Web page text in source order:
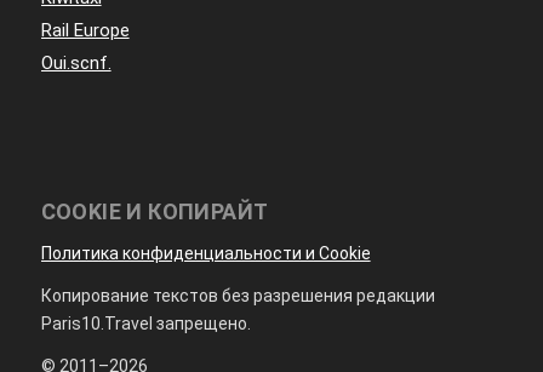
Rail Europe
Oui.scnf.
COOKIE И КОПИРАЙТ
Политика конфиденциальности и Cookie
Копирование текстов без разрешения редакции
Paris10.Travel запрещено.
© 2011–2026